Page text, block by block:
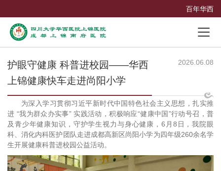
百年华西
护眼守健康 科普进校园——华西
上锦健康快车走进尚阳小学
2026.06.08
为深入学习贯彻习近平新时代中国特色社会主义思想，扎实推
进 “我为群众办实事” 实践活动，积极响应“健康中国”行动号召，普
及青少年健康知识，守护学生视力与身心健康，6月8日，我院眼
科、消化内科医护团队走进成都高新区尚阳小学为四年级260余名学
生开展健康科普进校园公益活动。